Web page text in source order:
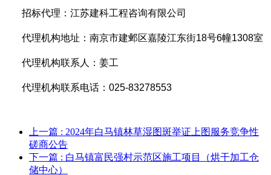
招标代理： 江苏建科工程咨询有限公司
代理机构地址： 南京市建邺区嘉陵江东街18号6幢1308室
代理机构联系人： 姜工
代理机构联系电话： 025-83278553
上一篇 : 2024年白马镇林草湿图斑举证上图服务竞争性
磋商公告
下一篇 : 白马镇富民强村示范区施工项目（烘干加工仓
储中心）